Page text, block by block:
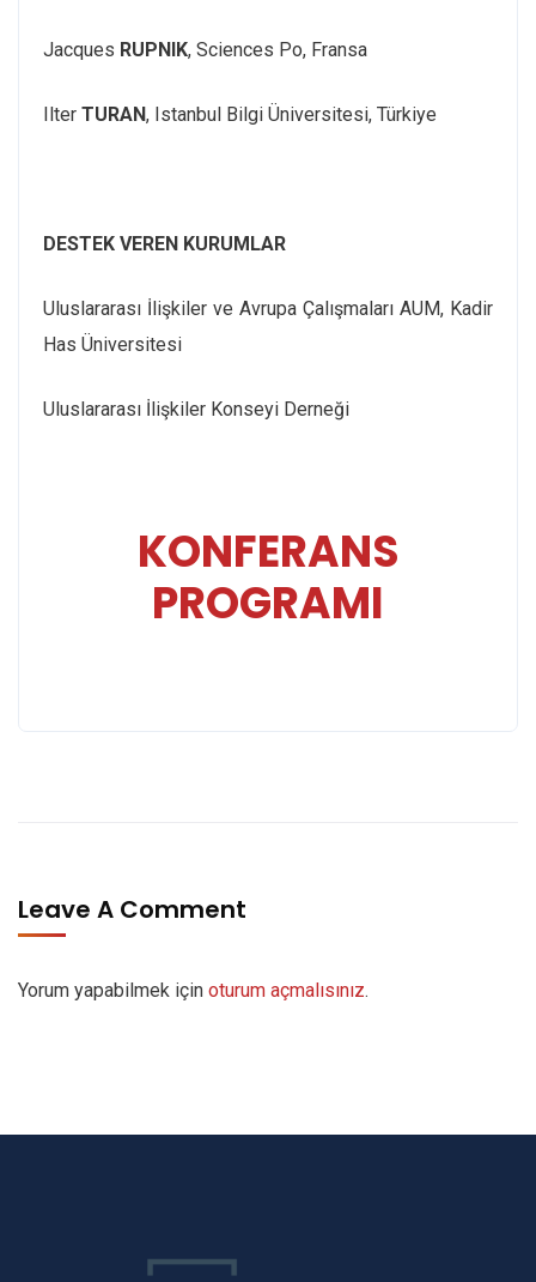
Jacques RUPNIK, Sciences Po, Fransa
Ilter TURAN, Istanbul Bilgi Üniversitesi, Türkiye
DESTEK VEREN KURUMLAR
Uluslararası İlişkiler ve Avrupa Çalışmaları AUM, Kadir
Has Üniversitesi
Uluslararası İlişkiler Konseyi Derneği
KONFERANS
PROGRAMI
Leave A Comment
Yorum yapabilmek için oturum açmalısınız.